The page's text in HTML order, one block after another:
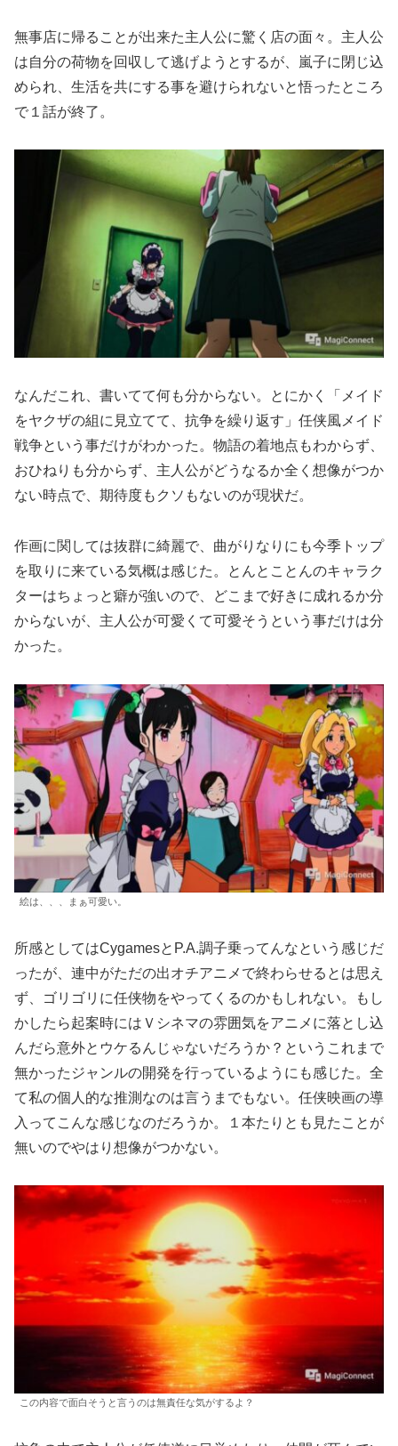
無事店に帰ることが出来た主人公に驚く店の面々。主人公
は自分の荷物を回収して逃げようとするが、嵐子に閉じ込
められ、生活を共にする事を避けられないと悟ったところ
で１話が終了。
なんだこれ、書いてて何も分からない。とにかく「メイド
をヤクザの組に見立てて、抗争を繰り返す」任侠風メイド
戦争という事だけがわかった。物語の着地点もわからず、
おひねりも分からず、主人公がどうなるか全く想像がつか
ない時点で、期待度もクソもないのが現状だ。
作画に関しては抜群に綺麗で、曲がりなりにも今季トップ
を取りに来ている気概は感じた。とんとことんのキャラク
ターはちょっと癖が強いので、どこまで好きに成れるか分
からないが、主人公が可愛くて可愛そうという事だけは分
かった。
絵は、、、まぁ可愛い。
所感としてはCygamesとP.A.調子乗ってんなという感じだ
ったが、連中がただの出オチアニメで終わらせるとは思え
ず、ゴリゴリに任侠物をやってくるのかもしれない。もし
かしたら起案時にはＶシネマの雰囲気をアニメに落とし込
んだら意外とウケるんじゃないだろうか？というこれまで
無かったジャンルの開発を行っているようにも感じた。全
て私の個人的な推測なのは言うまでもない。任侠映画の導
入ってこんな感じなのだろうか。１本たりとも見たことが
無いのでやはり想像がつかない。
この内容で面白そうと言うのは無責任な気がするよ？